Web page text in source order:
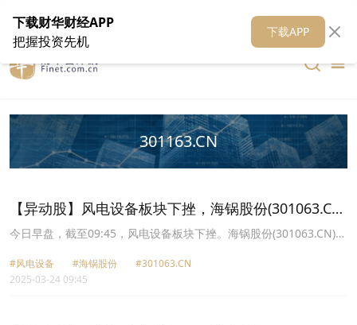
在线客服 关于我们 财华媒体矩阵 财华智库
301163.CN
【异动股】风电设备板块下挫，海锅股份(301063.CN)
跌7.64%
今日早盘，截至09:45，风电设备板块下挫。海锅股份(301063.CN)跌
电(301155.CN)跌5.48%报63.69元，吉鑫科技(601218.CN)跌5.43%
报3.48元，通裕重工(300185.CN)跌3.79%报2.79元，宏德股份
#风电设备 #海锅股份
#301063.CN
2025-03-24 09:45
下载财华财经APP
把握投资先机
下载APP